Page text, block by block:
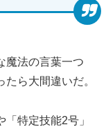
魔法の言葉一つ
ら大間違いだ。
特定技能2号」